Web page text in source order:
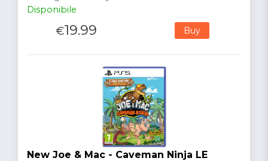
Disponibile
€19.99 Buy
New Joe & Mac - Caveman Ninja LE